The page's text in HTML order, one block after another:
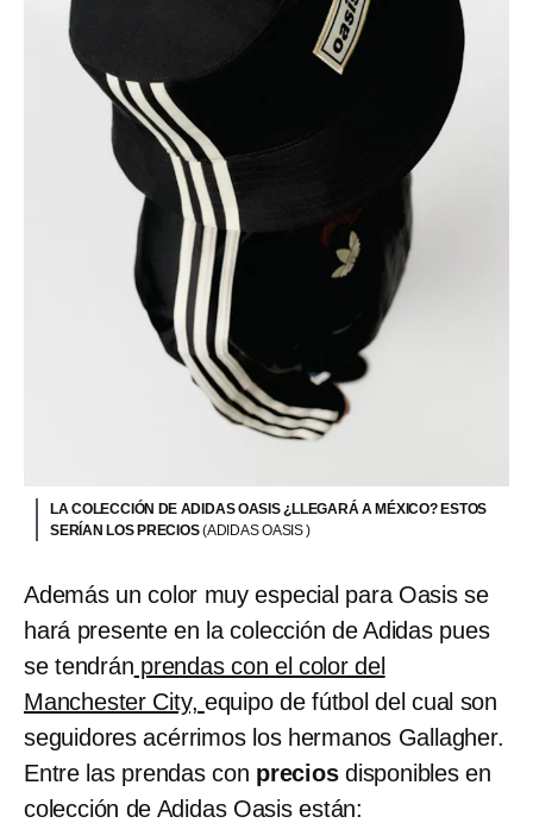
LA COLECCIÓN DE ADIDAS OASIS ¿LLEGARÁ A MÉXICO? ESTOS
SERÍAN LOS PRECIOS(ADIDAS OASIS )
Además un color muy especial para Oasis se
hará presente en la colección de Adidas pues
se tendrán prendas con el color del
Manchester City, equipo de fútbol del cual son
seguidores acérrimos los hermanos Gallagher.
Entre las prendas con precios disponibles en
colección de Adidas Oasis están: